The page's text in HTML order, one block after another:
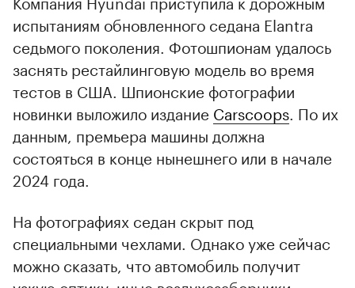
испытаниям обновленного седана Elantra
седьмого поколения. Фотошпионам удалось
заснять рестайлинговую модель во время
тестов в США. Шпионские фотографии
новинки выложило издание Carscoops . По их
данным, премьера машины должна
состояться в конце нынешнего или в начале
2024 года.
На фотографиях седан скрыт под
специальными чехлами. Однако уже сейчас
можно сказать, что автомобиль получит